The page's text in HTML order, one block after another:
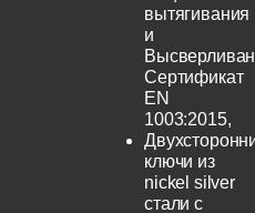
вытягивания
и
Сертификат
EN
1003:2015,
ключи из
nickel silver
стали с